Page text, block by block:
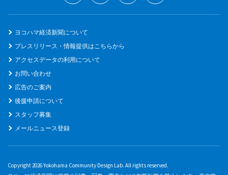
ヨコハマ経済新聞について
プレスリリース・情報提供はこちらから
アクセスデータの利用について
お問い合わせ
広告のご案内
後援申請について
スタッフ募集
メールニュース登録
Copyright 2026 Yokohama Community Design Lab. All rights reserved.